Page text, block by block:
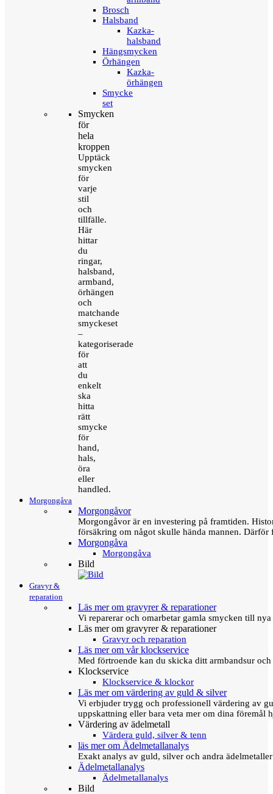
Brosch
Halsband
Kazka-
halsband
Hängsmycken
Örhängen
Kazka-
örhängen
Smycke
set
Smycken
för
hela
kroppen
Upptäck
smycken
för
varje
stil
och
tillfälle.
Här
hittar
du
ringar,
halsband,
armband,
örhängen
och
matchande
smyckeset
–
kategoriserade
för
att
du
enkelt
ska
hitta
rätt
smycke
för
hand,
hals,
öra
eller
handled.
Morgongåva
Morgongåvor
Morgongåvor är en investering på framtiden.
försäkring om något skulle hända mannen.
Morgongåva
Morgongåva
Bild
Gravyr &
reparation
Läs mer om gravyrer & reparationer
Vi reparerar och omarbetar gamla smycken till
Läs mer om gravyrer & reparationer
Gravyr och reparation
Läs mer om vår klockservice
Med förtroende kan du skicka ditt armbandsur
Klockservice
Klockservice & klockor
Läs mer om värdering av guld & silver
Vi erbjuder trygg och professionell värdering av
uppskattning eller bara veta mer om dina föremål
Värdering av ädelmetall
Värdera guld, silver & tenn
läs mer om Ädelmetallanalys
Exakt analys av guld, silver och andra
Ädelmetallanalys
Ädelmetallanalys
Bild